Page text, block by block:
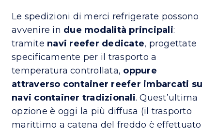
Le spedizioni di merci refrigerate possono
avvenire in due modalità principali:
tramite navi reefer dedicate, progettate
specificamente per il trasporto a
temperatura controllata, oppure
attraverso container reefer imbarcati su
navi container tradizionali. Quest’ultima
opzione è oggi la più diffusa (il trasporto
marittimo a catena del freddo è effettuato